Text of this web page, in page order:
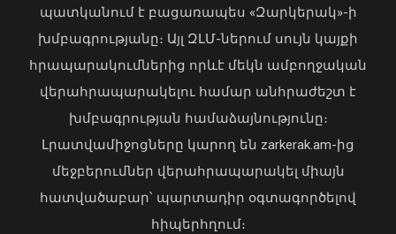
Սայաթ-Նովայի փողոցում բռնկված
հրդեհը մարվել է. ՆԳՆ ՓԾ
պատկանում է բացառապես «Զարկերակ»-ի
խմբագրությանը։ Այլ ԶԼՄ-ներում սույն կայքի
հրապարակումներից որևէ մեկն ամբողջական
վերահրապարակելու համար անհրաժեշտ է
խմբագրության համաձայնությունը։
Լրատվամիջոցները կարող են zarkerak.am-ից
մեջբերումներ վերահրապարակել միայն
հատվածաբար՝ պարտադիր օգտագործելով
հիպերհղում։